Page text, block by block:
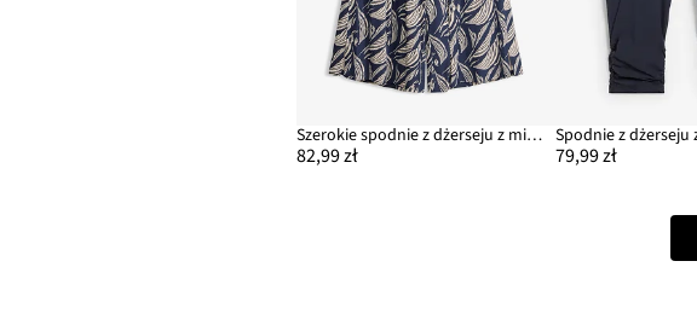
Szerokie spodnie z dżerseju z mieszanki bawełny i wiskozy
82,99 zł 79,99 zł